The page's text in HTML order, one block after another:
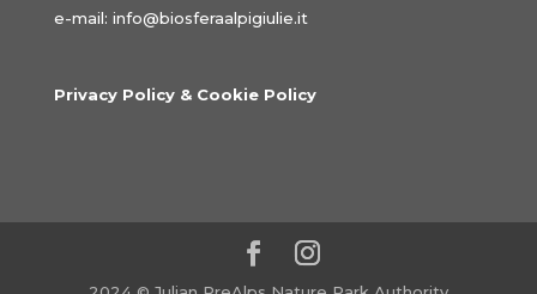
e-mail: info@biosferaalpigiulie.it
Privacy Policy & Cookie Policy